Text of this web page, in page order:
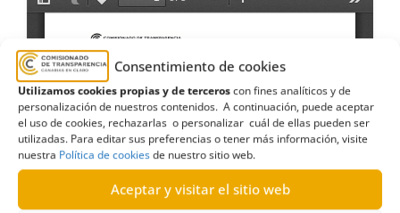
Consentimiento de cookies
Utilizamos cookies propias y de terceroscon fines analíticos y de
personalización de nuestros contenidos. A continuación, puede aceptar
el uso de cookies, rechazarlas o personalizar cuál de ellas pueden ser
utilizadas. Para editar sus preferencias o tener más información, visite
nuestra Política de cookiesde nuestro sitio web.
Aceptar y visitar el sitio web